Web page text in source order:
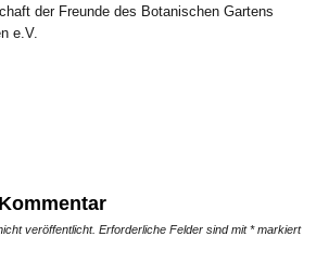
der Freunde des Botanischen Gartens
e.V.
veröffentlicht. Erforderliche Felder sind mit*markiert